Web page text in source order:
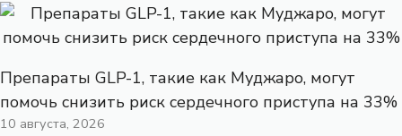
Препараты GLP-1, такие как Муджаро, могут
помочь снизить риск сердечного приступа на 33%
10 августа, 2026